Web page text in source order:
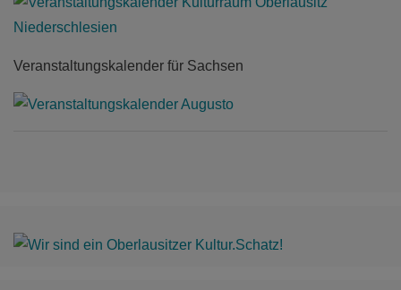
Veranstaltungskalender für Sachsen